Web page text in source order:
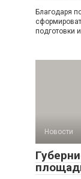
Благодаря
подготовки
Новости